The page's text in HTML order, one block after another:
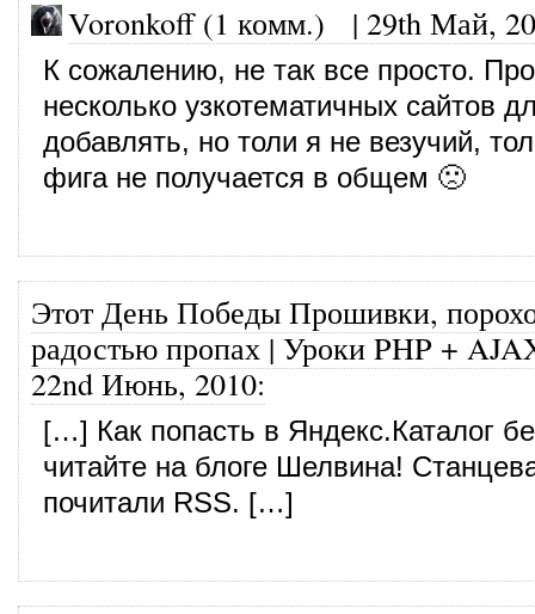
Voronkoff (1 комм.) | 29th Май,
К сожалению, не так все просто.
несколько узкотематичных сайтов
добавлять, но толи я не везучий,
фига не получается в общем 🙁
Этот День Победы Прошивки,
радостью пропах | Уроки PHP +
22nd Июнь, 2010:
[…] Как попасть в Яндекс.Каталог
читайте на блоге Шелвина!
почитали RSS. […]